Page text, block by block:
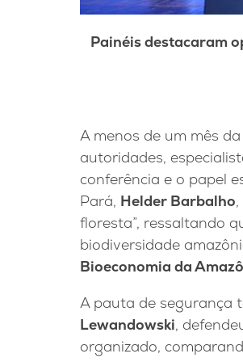
Painéis destacaram
A menos de um mês da
autoridades,
conferência e o papel
Pará, Helder Barbalho
floresta”, ressaltando
biodiversidade
Bioeconomia da
A pauta de segurança
Lewandowski,
organizado,